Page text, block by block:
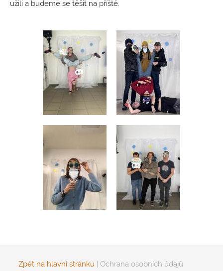
užili a budeme se těšit na příště.
Zpět na hlavní stránku | Ochrana osobních údajů